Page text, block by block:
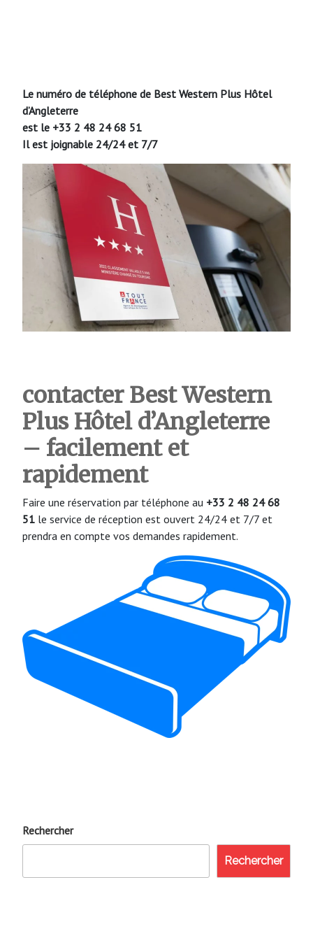
Le numéro de téléphone de Best Western Plus Hôtel
d’Angleterre
est le +33 2 48 24 68 51
Il est joignable 24/24 et 7/7
contacter Best Western
Plus Hôtel d’Angleterre
– facilement et
rapidement
Faire une réservation par téléphone au +33 2 48 24 68
51 le service de réception est ouvert 24/24 et 7/7 et
prendra en compte vos demandes rapidement.
Rechercher
Rechercher